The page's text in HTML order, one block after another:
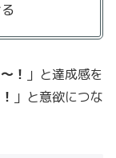
！ 」と達成感を
」と意欲につな